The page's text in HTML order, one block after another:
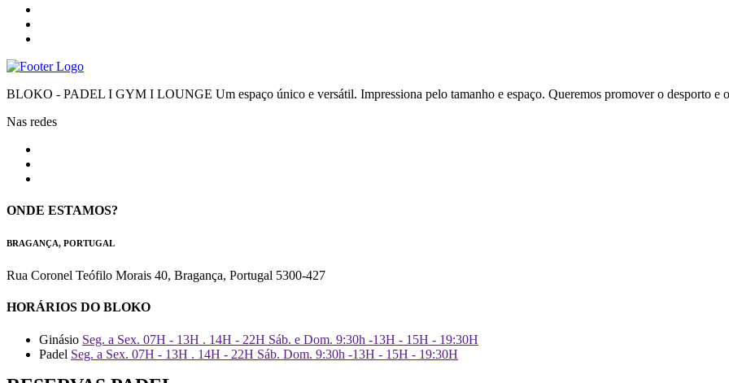
BLOKO - PADEL I GYM I LOUNGE Um espaço único e versátil. Impressiona pelo tamanho e espaço. Queremos promover o desporto e
Nas redes
ONDE ESTAMOS?
BRAGANÇA, PORTUGAL
Rua Coronel Teófilo Morais 40, Bragança, Portugal 5300-427
HORÁRIOS DO BLOKO
Ginásio Seg. a Sex. 07H - 13H . 14H - 22H Sáb. e Dom. 9:30h -13H - 15H - 19:30H
Padel Seg. a Sex. 07H - 13H . 14H - 22H Sáb. Dom. 9:30h -13H - 15H - 19:30H